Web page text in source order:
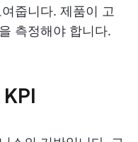
줍니다. 제품이 고
측정해야 합니다.